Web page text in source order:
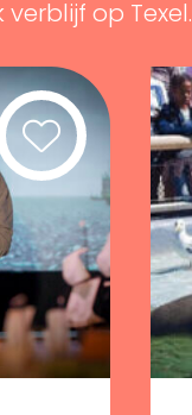
op Texel.